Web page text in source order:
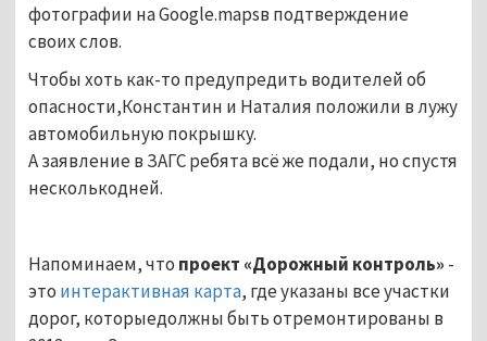
фотографии на Google.mapsв подтверждение
своих слов.
Чтобы хоть как-то предупредить водителей об
опасности,Константин и Наталия положили в лужу
автомобильную покрышку.
А заявление в ЗАГС ребята всё же подали, но спустя
несколькодней.
Напоминаем, что проект «Дорожный контроль» -
это интерактивная карта, где указаны все участки
дорог, которыедолжны быть отремонтированы в